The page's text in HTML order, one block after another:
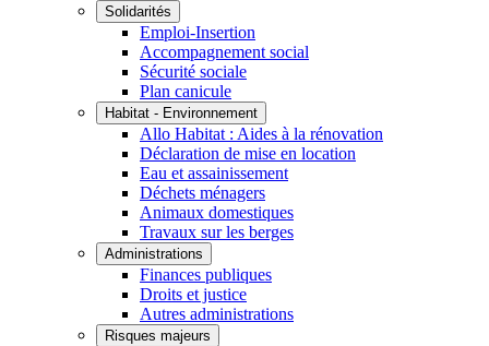
Solidarités
Emploi-Insertion
Accompagnement social
Sécurité sociale
Plan canicule
Habitat - Environnement
Allo Habitat : Aides à la rénovation
Déclaration de mise en location
Eau et assainissement
Déchets ménagers
Animaux domestiques
Travaux sur les berges
Administrations
Finances publiques
Droits et justice
Autres administrations
Risques majeurs